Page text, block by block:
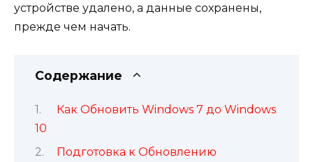
устройстве удалено, а данные сохранены,
прежде чем начать.
Содержание
Как Обновить Windows 7 до Windows
10
Подготовка к Обновлению